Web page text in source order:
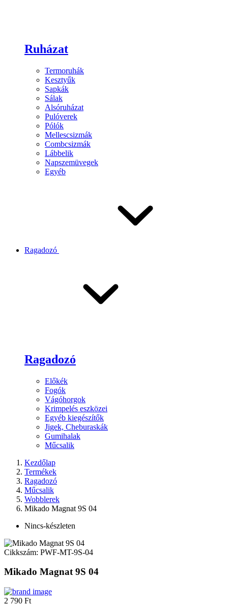
Ruházat
Termoruhák
Kesztyűk
Sapkák
Sálak
Alsóruházat
Pulóverek
Pólók
Mellescsizmák
Combcsizmák
Lábbelik
Napszemüvegek
Egyéb
Ragadozó
Ragadozó
Előkék
Fogók
Vágóhorgok
Krimpelés eszközei
Egyéb kiegészítők
Jigek, Cheburaskák
Gumihalak
Műcsalik
Kezdőlap
Termékek
Ragadozó
Műcsalik
Wobblerek
Mikado Magnat 9S 04
Nincs-készleten
Cikkszám: PWF-MT-9S-04
Mikado Magnat 9S 04
2 790 Ft